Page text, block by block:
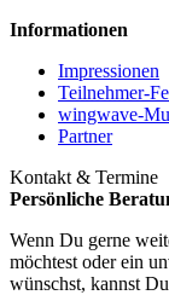
Informationen
Impressionen
Teilnehmer-
wingwave-
Partner
Kontakt & Termine
Persönliche
Wenn Du gerne
möchtest oder ein
wünschst, kannst